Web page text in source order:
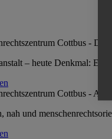
– heute Denkmal:
nah und